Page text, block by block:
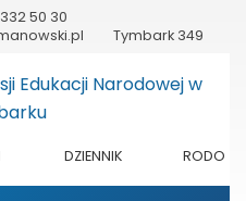
50 30
Tymbark 349
DZIENNIK
RODO